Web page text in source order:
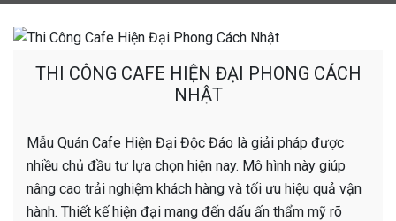
THI CÔNG CAFE HIỆN ĐẠI PHONG CÁCH
NHẬT
Mẫu Quán Cafe Hiện Đại Độc Đáo là giải pháp được
nhiều chủ đầu tư lựa chọn hiện nay. Mô hình này giúp
nâng cao trải nghiệm khách hàng và tối ưu hiệu quả vận
hành. Thiết kế hiện đại mang đến dấu ấn thẩm mỹ rõ